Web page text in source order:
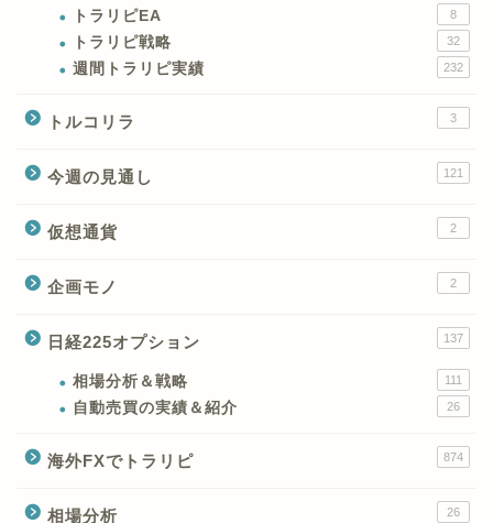
トラリピEA 8
トラリピ戦略 32
週間トラリピ実績 232
トルコリラ 3
今週の見通し 121
仮想通貨 2
企画モノ 2
日経225オプション 137
相場分析＆戦略 111
自動売買の実績＆紹介 26
海外FXでトラリピ 874
相場分析 26